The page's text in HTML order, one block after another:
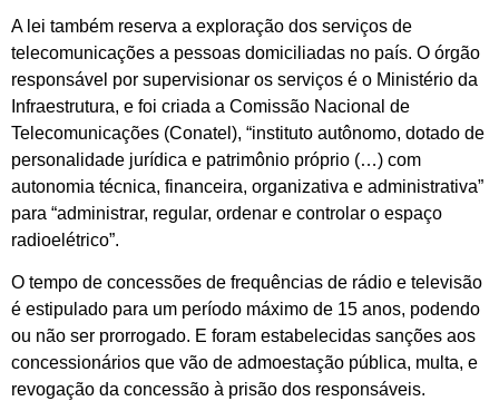
A lei também reserva a exploração dos serviços de
telecomunicações a pessoas domiciliadas no país. O órgão
responsável por supervisionar os serviços é o Ministério da
Infraestrutura, e foi criada a Comissão Nacional de
Telecomunicações (Conatel), “instituto autônomo, dotado de
personalidade jurídica e patrimônio próprio (…) com
autonomia técnica, financeira, organizativa e administrativa”
para “administrar, regular, ordenar e controlar o espaço
radioelétrico”.
O tempo de concessões de frequências de rádio e televisão
é estipulado para um período máximo de 15 anos, podendo
ou não ser prorrogado. E foram estabelecidas sanções aos
concessionários que vão de admoestação pública, multa, e
revogação da concessão à prisão dos responsáveis.